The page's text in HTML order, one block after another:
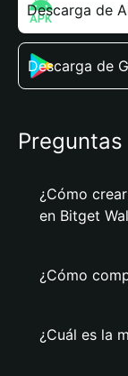
Descarga de
Descarga de
¿Cómo
en Bitget
¿Cómo
¿Cuál es la